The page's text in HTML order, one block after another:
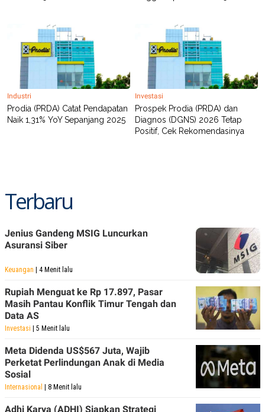
Industri
Prodia (PRDA) Catat Pendapatan
Naik 1,31% YoY Sepanjang 2025
Investasi
Prospek Prodia (PRDA) dan
Diagnos (DGNS) 2026 Tetap
Positif, Cek Rekomendasinya
Terbaru
Jenius Gandeng MSIG Luncurkan
Asuransi Siber
Keuangan | 4 Menit lalu
Rupiah Menguat ke Rp 17.897, Pasar
Masih Pantau Konflik Timur Tengah dan
Data AS
Investasi | 5 Menit lalu
Meta Didenda US$567 Juta, Wajib
Perketat Perlindungan Anak di Media
Sosial
Internasional | 8 Menit lalu
Adhi Karya (ADHI) Siapkan Strategi